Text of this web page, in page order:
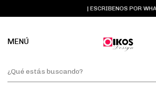
| ESCRIBENOS POR
MENÚ